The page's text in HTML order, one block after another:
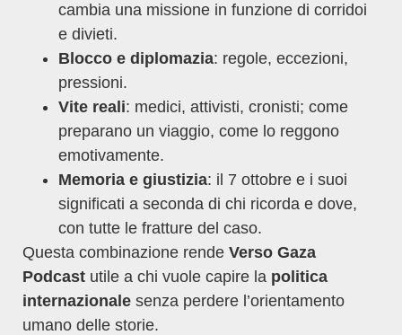
cambia una missione in funzione di corridoi
e divieti.
Blocco e diplomazia: regole, eccezioni,
pressioni.
Vite reali: medici, attivisti, cronisti; come
preparano un viaggio, come lo reggono
emotivamente.
Memoria e giustizia: il 7 ottobre e i suoi
significati a seconda di chi ricorda e dove,
con tutte le fratture del caso.
Questa combinazione rende Verso Gaza
Podcast utile a chi vuole capire la politica
internazionale senza perdere l’orientamento
umano delle storie.